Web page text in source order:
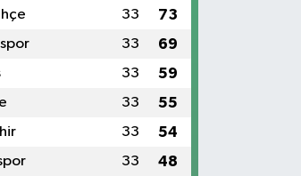
33 73
33 69
33 59
33 55
33 54
33 48